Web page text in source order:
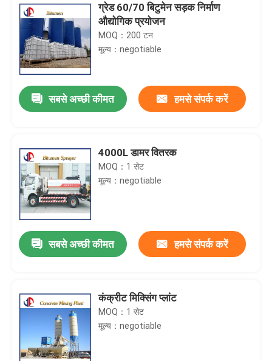
ग्रेड 60/70 बिटुमेन सड़क निर्माण
औद्योगिक प्रयोजन
MOQ：200 टन
मूल्य：negotiable
सबसे अच्छी कीमत हमसे संपर्क करें
4000L डामर वितरक
MOQ：1 सेट
मूल्य：negotiable
सबसे अच्छी कीमत हमसे संपर्क करें
कंक्रीट मिक्सिंग प्लांट
MOQ：1 सेट
मूल्य：negotiable